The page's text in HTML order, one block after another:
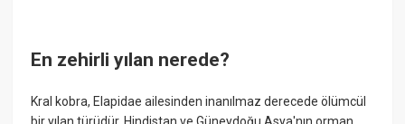
En zehirli yılan nerede?
Kral kobra, Elapidae ailesinden inanılmaz derecede ölümcül
bir yılan türüdür. Hindistan ve Güneydoğu Asya'nın orman